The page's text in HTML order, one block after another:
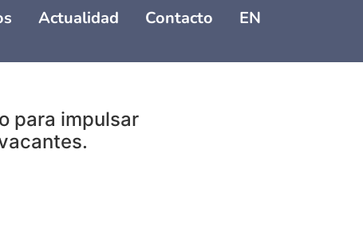
Actualidad Contacto
EN
para impulsar